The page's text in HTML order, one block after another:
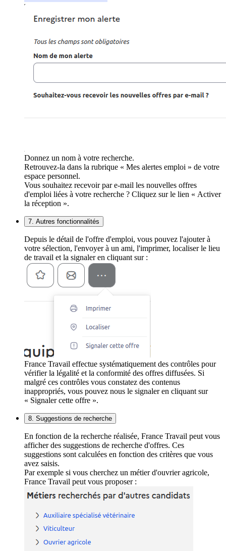
Donnez un nom à votre recherche.
Retrouvez-la dans la rubrique « Mes alertes emploi » de votre
espace personnel.
Vous souhaitez recevoir par e-mail les nouvelles offres
d'emploi liées à votre recherche ? Cliquez sur le lien « Activer
la réception ».
7. Autres fonctionnalités
Depuis le détail de l'offre d'emploi, vous pouvez l'ajouter à
votre sélection, l'envoyer à un ami, l'imprimer, localiser le lieu
de travail et la signaler en cliquant sur :
France Travail effectue systématiquement des contrôles pour
vérifier la légalité et la conformité des offres diffusées. Si
malgré ces contrôles vous constatez des contenus
inappropriés, vous pouvez nous le signaler en cliquant sur
« Signaler cette offre ».
8. Suggestions de recherche
En fonction de la recherche réalisée, France Travail peut vous
afficher des suggestions de recherche d'offres. Ces
suggestions sont calculées en fonction des critères que vous
avez saisis.
Par exemple si vous cherchez un métier d'ouvrier agricole,
France Travail peut vous proposer :